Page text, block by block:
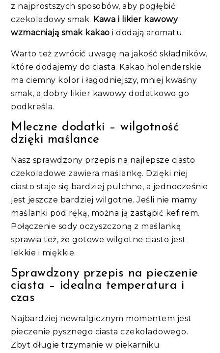
z najprostszych sposobów, aby pogłębić
czekoladowy smak. Kawa i likier kawowy
wzmacniają smak kakao i dodają aromatu.
Warto też zwrócić uwagę na jakość składników,
które dodajemy do ciasta. Kakao holenderskie
ma ciemny kolor i łagodniejszy, mniej kwaśny
smak, a dobry likier kawowy dodatkowo go
podkreśla.
Mleczne dodatki – wilgotność
dzięki maślance
Nasz sprawdzony przepis na najlepsze ciasto
czekoladowe zawiera maślankę. Dzięki niej
ciasto staje się bardziej pulchne, a jednocześnie
jest jeszcze bardziej wilgotne. Jeśli nie mamy
maślanki pod ręką, można ją zastąpić kefirem.
Połączenie sody oczyszczoną z maślanką
sprawia też, że gotowe wilgotne ciasto jest
lekkie i miękkie​.
Sprawdzony przepis na pieczenie
ciasta – idealna temperatura i
czas
Najbardziej newralgicznym momentem jest
pieczenie pysznego ciasta czekoladowego.
Zbyt długie trzymanie w piekarniku